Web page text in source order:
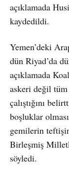
açıklamada
kaydedildi.
Yemen’deki
dün Riyad’da
açıklamada
askeri değil
çalıştığını
boşluklar
gemilerin
Birleşmiş
söyledi.